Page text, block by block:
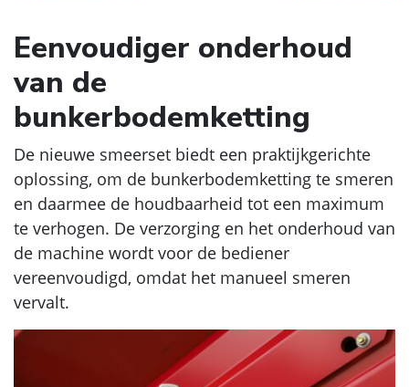
Eenvoudiger onderhoud
van de
bunkerbodemketting
De nieuwe smeerset biedt een praktijkgerichte
oplossing, om de bunkerbodemketting te smeren
en daarmee de houdbaarheid tot een maximum
te verhogen. De verzorging en het onderhoud van
de machine wordt voor de bediener
vereenvoudigd, omdat het manueel smeren
vervalt.